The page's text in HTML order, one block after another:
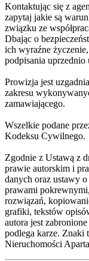
Kontaktując się z
zapytaj jakie są
związku ze
Dbając o
ich wyraźne
podpisania
Prowizja jest
zakresu
zamawiającego.
Wszelkie podane
Kodeksu Cywilnego.
Zgodnie z Ustawą z
prawie autorskim i
danych oraz ustawy
prawami
rozwiązań,
grafiki, tekstów
autora jest
podlega karze. Znaki
Nieruchomości